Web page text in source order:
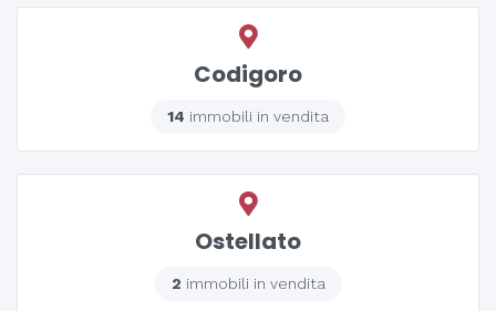
Codigoro
14 immobili in vendita
Ostellato
2 immobili in vendita